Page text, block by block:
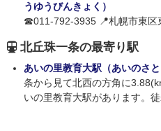
うゆうびんきょく）
☎011-792-3935 📍札幌市東区
北丘珠一条の最寄り駅
あいの里教育大駅（あいのさと
条から見て北西の方角に
いの里教育大駅があります。